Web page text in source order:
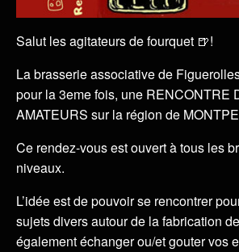
Salut les agitateurs de fourquet 🍺!
La brasserie associative de
pour la 3eme fois, une RENCONTRE
AMATEURS sur la région de
Ce rendez-vous est ouvert à tous les
niveaux.
L’idée est de pouvoir se rencontrer
sujets divers autour de la fabrication
également échanger ou/et gouter vos